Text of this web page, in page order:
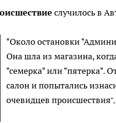
случилось в
"Около остановки
Она шла из магазина,
"семерка" или "пятерка".
салон и попытались
очевидцев происшествия